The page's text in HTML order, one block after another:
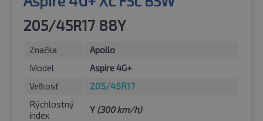
205/45R17 88Y
Značka
Apollo
Model
Aspire 4G+
Veľkosť
205/45R17
Rýchlostný
index
Y (300 km/h)